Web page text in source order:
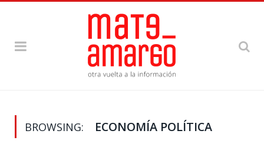
BROWSING: ECONOMÍA POLÍTICA